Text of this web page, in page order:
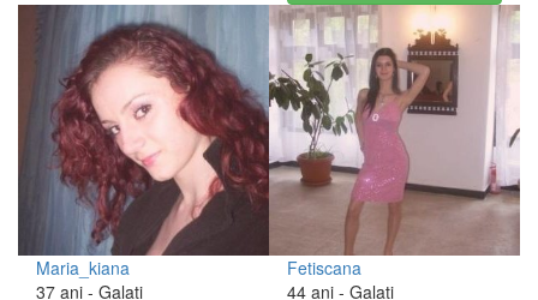
Maria_kiana
37 ani - Galati
Fetiscana
44 ani - Galati